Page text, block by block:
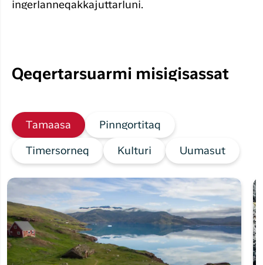
ingerlanneqakkajuttarluni.
Qeqertarsuarmi misigisassat
Tamaasa Pinngortitaq
Timersorneq Kulturi Uumasut